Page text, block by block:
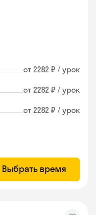
от 2282 ₽ / урок
от 2282 ₽ / урок
от 2282 ₽ / урок
Выбрать время